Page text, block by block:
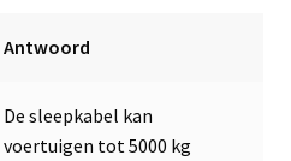
Antwoord
De sleepkabel kan
voertuigen tot 5000 kg